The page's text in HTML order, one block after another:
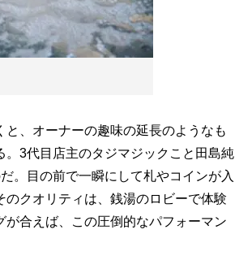
、オーナーの趣味の延長のようなも
3代目店主のタジマジックこと田島純
。目の前で一瞬にして札やコインが入
クオリティは、銭湯のロビーで体験
合えば、この圧倒的なパフォーマン